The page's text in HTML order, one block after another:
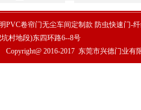
PVC卷帘门无尘车间定制款 防虫快速门-
村地段)东四环路6--8号
Copyright@ 2016-2017 东莞市兴德门业有